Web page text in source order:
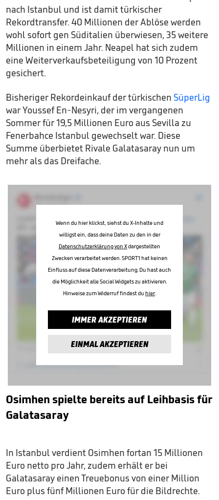
nach Istanbul und ist damit türkischer
Rekordtransfer. 40 Millionen der Ablöse werden
wohl sofort gen Süditalien überwiesen, 35 weitere
Millionen in einem Jahr. Neapel hat sich zudem
eine Weiterverkaufsbeteiligung von 10 Prozent
gesichert.
Bisheriger Rekordeinkauf der türkischen SüperLig
war Youssef En-Nesyri, der im vergangenen
Sommer für 19,5 Millionen Euro aus Sevilla zu
Fenerbahce Istanbul gewechselt war. Diese
Summe überbietet Rivale Galatasaray nun um
mehr als das Dreifache.
Wenn du hier klickst, siehst du X-Inhalte und
willigst ein, dass deine Daten zu den in der
Datenschutzerklärung von Xdargestellten
Zwecken verarbeitet werden. SPORT1 hat keinen
Einfluss auf diese Datenverarbeitung. Du hast auch
die Möglichkeit alle Social Widgets zu aktivieren.
Hinweise zum Widerruf findest du hier.
IMMER AKZEPTIEREN
EINMAL AKZEPTIEREN
Osimhen spielte bereits auf Leihbasis für
Galatasaray
In Istanbul verdient Osimhen fortan 15 Millionen
Euro netto pro Jahr, zudem erhält er bei
Galatasaray einen Treuebonus von einer Million
Euro plus fünf Millionen Euro für die Bildrechte.